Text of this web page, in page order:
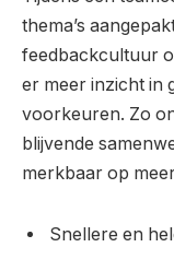
thema’s
feedbackcultuur
er meer inzicht in
voorkeuren. Zo
blijvende
merkbaar op
Snellere en